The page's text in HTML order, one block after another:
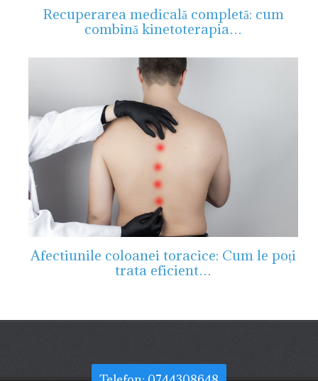
Recuperarea medicală completă: cum
combină kinetoterapia…
Afectiunile coloanei toracice: Cum le poți
trata eficient…